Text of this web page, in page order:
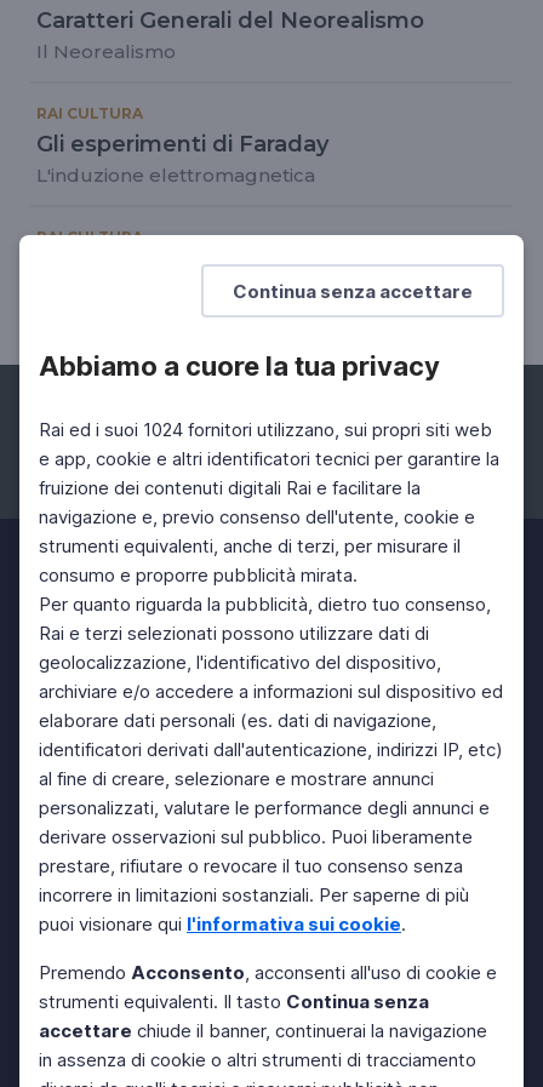
Continua senza accettare
Abbiamo a cuore la tua privacy
Rai ed i suoi 1024 fornitori utilizzano, sui propri siti web
e app, cookie e altri identificatori tecnici per garantire la
fruizione dei contenuti digitali Rai e facilitare la
navigazione e, previo consenso dell'utente, cookie e
strumenti equivalenti, anche di terzi, per misurare il
consumo e proporre pubblicità mirata.
Per quanto riguarda la pubblicità, dietro tuo consenso,
Rai e terzi selezionati possono utilizzare dati di
geolocalizzazione, l'identificativo del dispositivo,
archiviare e/o accedere a informazioni sul dispositivo ed
elaborare dati personali (es. dati di navigazione,
identificatori derivati dall'autenticazione, indirizzi IP, etc)
al fine di creare, selezionare e mostrare annunci
personalizzati, valutare le performance degli annunci e
derivare osservazioni sul pubblico. Puoi liberamente
prestare, rifiutare o revocare il tuo consenso senza
incorrere in limitazioni sostanziali. Per saperne di più
puoi visionare qui l'informativa sui cookie.
Premendo Acconsento, acconsenti all'uso di cookie e
strumenti equivalenti. Il tasto Continua senza
accettare chiude il banner, continuerai la navigazione
in assenza di cookie o altri strumenti di tracciamento
Caratteri Generali del Neorealismo
Il Neorealismo
RAI CULTURA
Gli esperimenti di Faraday
L'induzione elettromagnetica
RAI CULTURA
Bécquer: rima IV
Facebook Instagram Twitter